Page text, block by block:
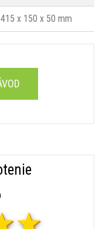
415 x 150 x 50 mm